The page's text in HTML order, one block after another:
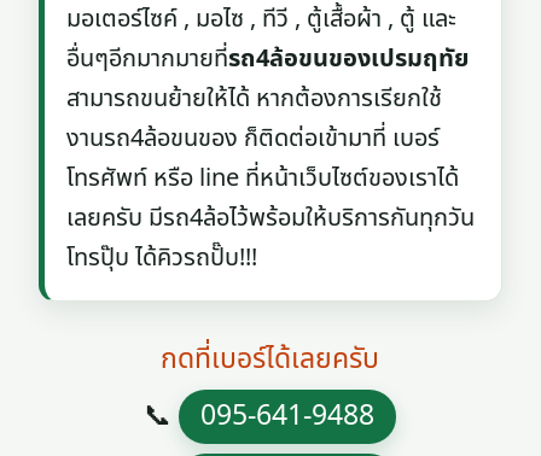
มอเตอร์ไซค์ , มอไซ , ทีวี , ตู้เสื้อผ้า , ตู้ และ
อื่นๆอีกมากมายที่รถ4ล้อขนของเปรมฤทัย
สามารถขนย้ายให้ได้ หากต้องการเรียกใช้
งานรถ4ล้อขนของ ก็ติดต่อเข้ามาที่ เบอร์
โทรศัพท์ หรือ line ที่หน้าเว็บไซต์ของเราได้
เลยครับ มีรถ4ล้อไว้พร้อมให้บริการกันทุกวัน
โทรปุ๊บ ได้คิวรถปั๊บ!!!
กดที่เบอร์ได้เลยครับ
📞 095-641-9488